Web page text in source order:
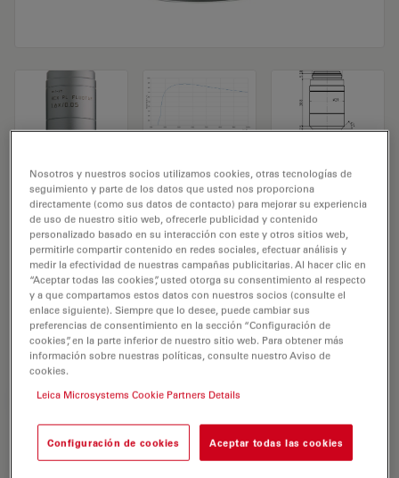
Objetivo de microscopio HC PL FLUOTAR
1,6x/0,05
N.º de producto 11506234
El objetivo HC PL FLUOTAR 1,6x/0,05 tiene un aumento
de 1,6X y una apertura numérica de 0,05mm. Para uso
en medio seco y con una rosca de objetivo de M25 con
una distancia de trabajo libre de 0,3 mm y un FN de 20.
REQUEST FOR QUOTE
Encuentre la solución ideal. Explore
Nosotros y nuestros socios utilizamos cookies, otras tecnologías de
seguimiento y parte de los datos que usted nos proporciona
directamente (como sus datos de contacto) para mejorar su experiencia
de uso de nuestro sitio web, ofrecerle publicidad y contenido
personalizado basado en su interacción con este y otros sitios web,
permitirle compartir contenido en redes sociales, efectuar análisis y
medir la efectividad de nuestras campañas publicitarias. Al hacer clic en
“Aceptar todas las cookies”, usted otorga su consentimiento al respecto
y a que compartamos estos datos con nuestros socios (consulte el
enlace siguiente). Siempre que lo desee, puede cambiar sus
preferencias de consentimiento en la sección “Configuración de
cookies”, en la parte inferior de nuestro sitio web. Para obtener más
información sobre nuestras políticas, consulte nuestro Aviso de
cookies.
Leica Microsystems Cookie Partners Details
Configuración de cookies Aceptar todas las cookies